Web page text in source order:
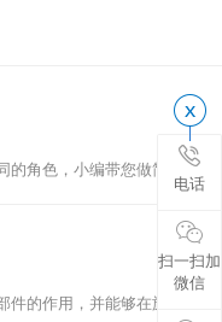
的角色，小编带您做简要了解
件的作用，并能够在旋转过
电话
扫一扫加
微信